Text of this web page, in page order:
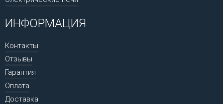
ИНФОРМАЦИЯ
Контакты
Отзывы
Гарантия
Оплата
Доставка